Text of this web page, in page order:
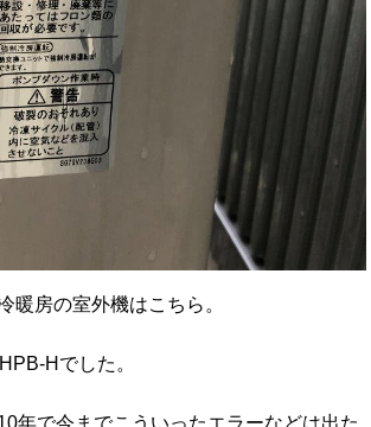
暖房の室外機はこちら。
Hでした。
年で今までこういったエラーなどは出た